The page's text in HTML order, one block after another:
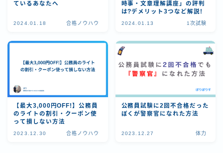
ているあなたへ
2024.01.18 合格ノウハウ
時事・文章理解講座」の評判
は?デメリット3つなど解説!
2024.01.13 1次試験
【最大3,000円OFF!】公務員
のライトの割引・クーポン使
って損しない方法
2023.12.30 合格ノウハウ
公務員試験に2回不合格だった
ぼくが警察官になれた方法
2023.12.27 体力